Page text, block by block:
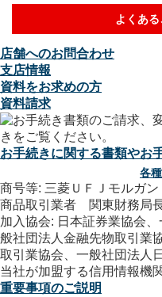
よくあ
店舗へのお問合わせ
支店情報
資料をお求めの方
資料請求
お手続きに関する書類やお
各
商号等: 三菱ＵＦＪモルガ
商品取引業者 関東財務局
加入協会: 日本証券業協会
般社団法人金融先物取引業
取引業協会、一般社団法人
当社が加盟する信用情報機
重要事項のご説明